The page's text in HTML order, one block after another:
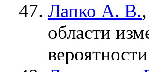
Лапко А. В.
области